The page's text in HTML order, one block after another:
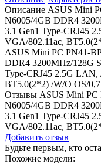
Описание ASUS Mini
N6005/4GB DDR4
3.1 Gen1 Type-CRJ45
VGA/802.11ac,
ASUS Mini PC PN41-
DDR4 3200MHz/128G
Type-CRJ45 2.5G LAN,
BT5.0(2*2) /W/O OS/
Отзывы ASUS Mini PC
N6005/4GB DDR4
3.1 Gen1 Type-CRJ45
VGA/802.11ac,
Добавить отзыв
Будьте первым, кто
Похожие модели: